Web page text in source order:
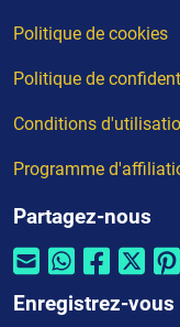
Politique de cookies
Politique de
Conditions
Programme
Partagez-nous
Enregistrez-